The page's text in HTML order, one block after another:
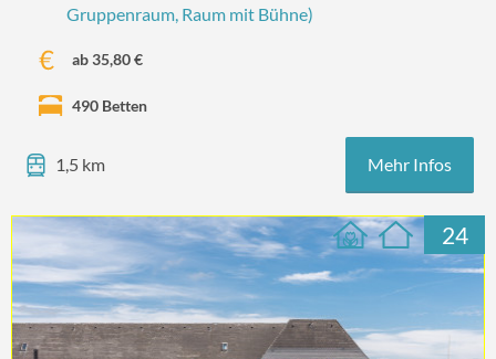
Gruppenraum, Raum mit Bühne)
ab 35,80 €
490 Betten
1,5 km Mehr Infos
24